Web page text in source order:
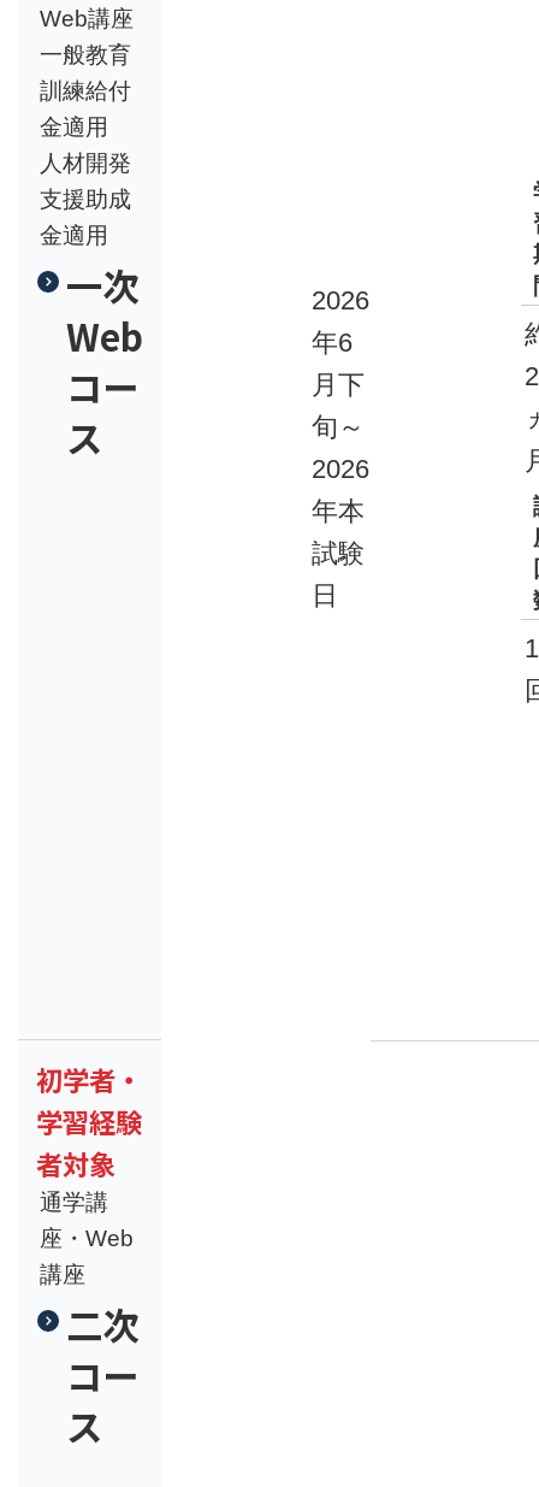
Web講座
一般教育
訓練給付
金適用
人材開発
支援助成
金適用
一次
Web
コー
ス
2026
年6
月下
旬～
2026
年本
試験
日
2
初学者・
学習経験
者対象
通学講
座・Web
講座
二次
コー
ス